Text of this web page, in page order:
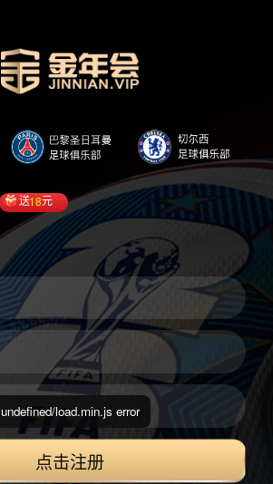
送18元
点击注册
undefined/load.min.js error